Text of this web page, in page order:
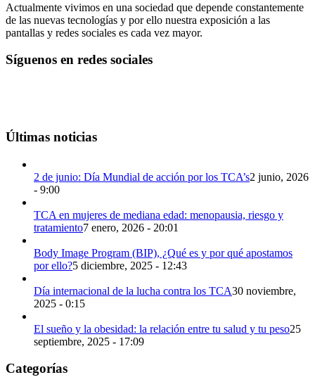
Actualmente vivimos en una sociedad que depende constantemente
de las nuevas tecnologías y por ello nuestra exposición a las
pantallas y redes sociales es cada vez mayor.
Síguenos en redes sociales
Últimas noticias
2 de junio: Día Mundial de acción por los TCA’s2 junio, 2026
- 9:00
TCA en mujeres de mediana edad: menopausia, riesgo y
tratamiento7 enero, 2026 - 20:01
Body Image Program (BIP), ¿Qué es y por qué apostamos
por ello?5 diciembre, 2025 - 12:43
Día internacional de la lucha contra los TCA30 noviembre,
2025 - 0:15
El sueño y la obesidad: la relación entre tu salud y tu peso25
septiembre, 2025 - 17:09
Categorías